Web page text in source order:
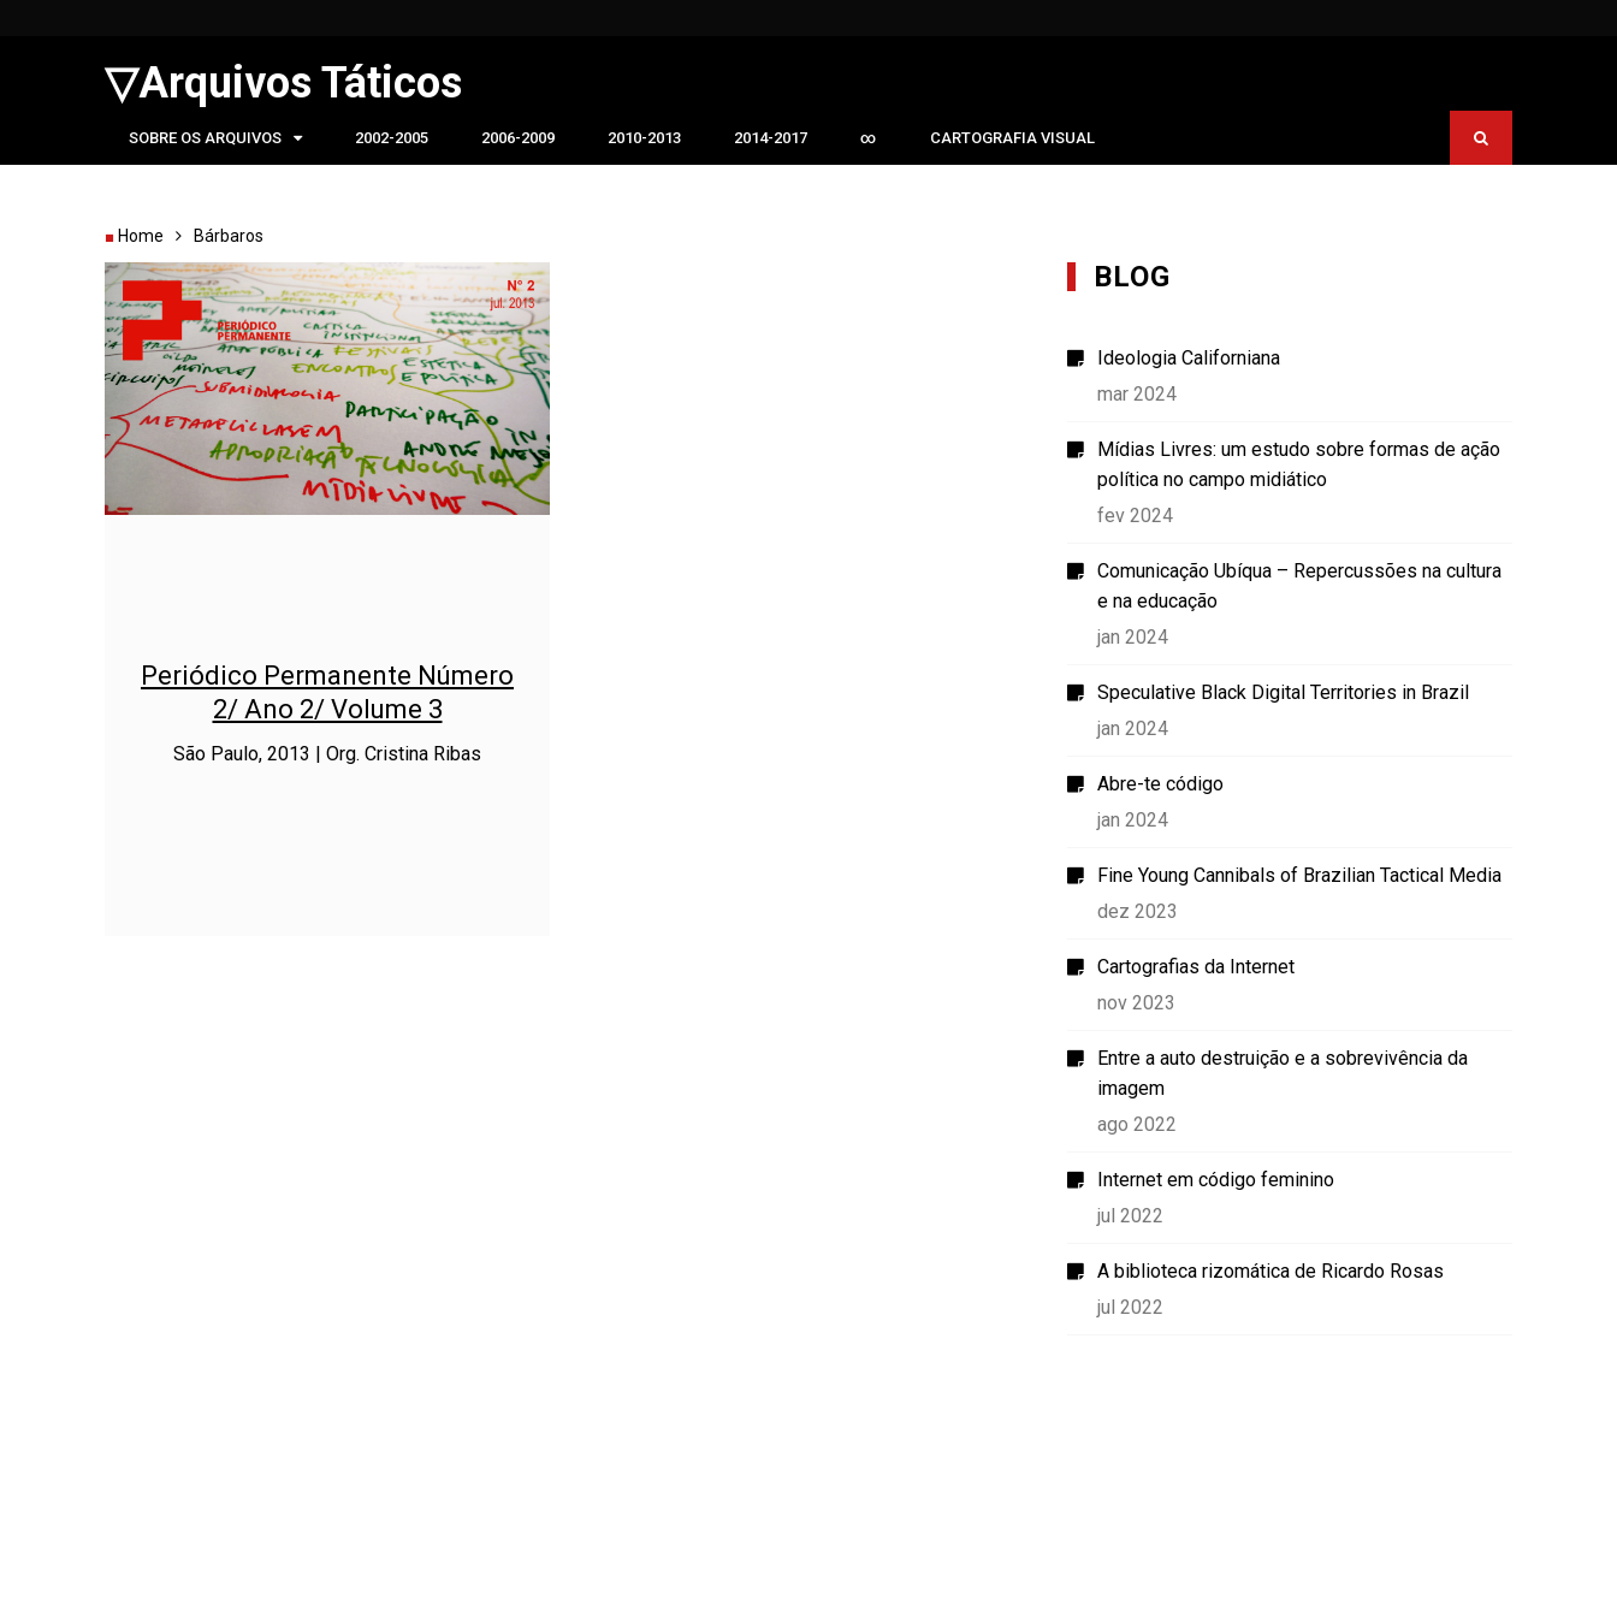
▽Arquivos Táticos
SOBRE OS ARQUIVOS 2002-2005 2006-2009 2010-2013 2014-2017 ∞ CARTOGRAFIA VISUAL
Home Bárbaros
Periódico Permanente Número
2/ Ano 2/ Volume 3
São Paulo, 2013 | Org. Cristina Ribas
BLOG
Ideologia Californiana
mar 2024
Mídias Livres: um estudo sobre formas de ação
política no campo midiático
fev 2024
Comunicação Ubíqua – Repercussões na cultura
e na educação
jan 2024
Speculative Black Digital Territories in Brazil
jan 2024
Abre-te código
jan 2024
Fine Young Cannibals of Brazilian Tactical Media
dez 2023
Cartografias da Internet
nov 2023
Entre a auto destruição e a sobrevivência da
imagem
ago 2022
Internet em código feminino
jul 2022
A biblioteca rizomática de Ricardo Rosas
jul 2022